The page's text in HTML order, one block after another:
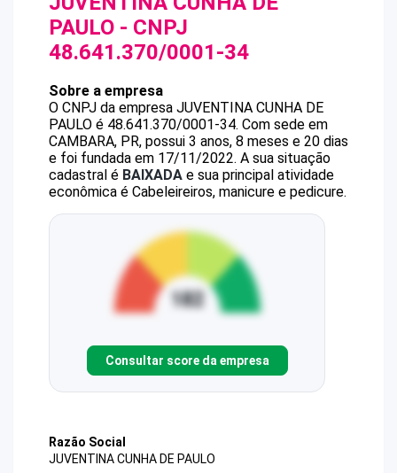
PAULO - CNPJ
48.641.370/0001-34
Sobre a empresa
O CNPJ da empresa JUVENTINA CUNHA DE
PAULO é 48.641.370/0001-34. Com sede em
CAMBARA, PR, possui 3 anos, 8 meses e 20 dias
e foi fundada em 17/11/2022. A sua situação
cadastral é BAIXADA e sua principal atividade
econômica é Cabeleireiros, manicure e pedicure.
Consultar score da empresa
Razão Social
JUVENTINA CUNHA DE PAULO